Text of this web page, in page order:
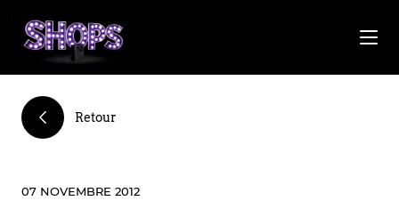
Retour
07 NOVEMBRE 2012